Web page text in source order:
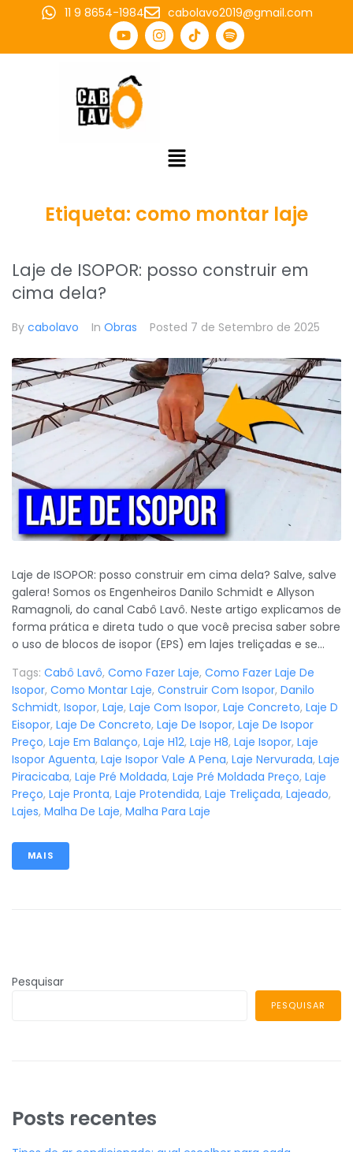
11 9 8654-1984 cabolavo2019@gmail.com
Etiqueta: como montar laje
Laje de ISOPOR: posso construir em
cima dela?
By cabolavo In Obras Posted 7 de Setembro de 2025
Laje de ISOPOR: posso construir em cima dela? Salve, salve
galera! Somos os Engenheiros Danilo Schmidt e Allyson
Ramagnoli, do canal Cabô Lavô. Neste artigo explicamos de
forma prática e direta tudo o que você precisa saber sobre
o uso de blocos de isopor (EPS) em lajes treliçadas e se...
Tags: Cabô Lavô, Como Fazer Laje, Como Fazer Laje De
Isopor, Como Montar Laje, Construir Com Isopor, Danilo
Schmidt, Isopor, Laje, Laje Com Isopor, Laje Concreto, Laje D
Eisopor, Laje De Concreto, Laje De Isopor, Laje De Isopor
Preço, Laje Em Balanço, Laje H12, Laje H8, Laje Isopor, Laje
Isopor Aguenta, Laje Isopor Vale A Pena, Laje Nervurada, Laje
Piracicaba, Laje Pré Moldada, Laje Pré Moldada Preço, Laje
Preço, Laje Pronta, Laje Protendida, Laje Treliçada, Lajeado,
Lajes, Malha De Laje, Malha Para Laje
MAIS
Pesquisar
PESQUISAR
Posts recentes